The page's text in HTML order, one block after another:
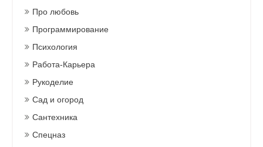
Про любовь
Программирование
Психология
Работа-Карьера
Рукоделие
Сад и огород
Сантехника
Спецназ